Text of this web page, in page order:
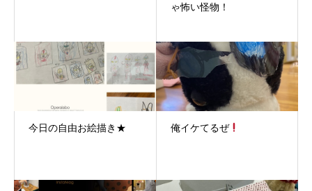
ゃ怖い怪物！
今日の自由お絵描き★ 俺イケてるぜ